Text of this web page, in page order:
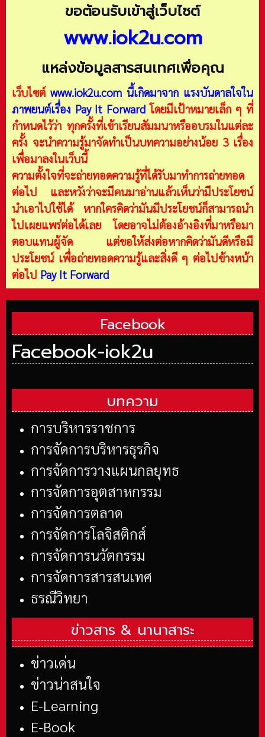
ขอต้อนรับเข้าสู่เว็บไซต์
www.iok2u.com
แหล่งข้อมูลสารสนเทศเพื่อคุณ
เว็บไซต์ www.iok2u.com นี้เกิดมาจาก แรงบันดาลใจใน
ภาพยนต์เรื่อง Pay It Forward โดยมีเป้าหมายเล็ก ๆ ที่
กำหนดไว้ว่า ทุกครั้งที่เข้าเรียนสัมมนาหรืออบรมในแต่ละ
ครั้ง จะนำความรู้มาจัดทำเป็นบทความอย่างน้อย 3 เรื่อง
เพื่อมาลงในเว็บนี้
ความตั้งใจที่จะถ่ายทอดความรู้ที่ได้รับมาทำการถ่ายทอด
ต่อไป และหวังว่าจะมีคนมาอ่านแล้วเห็นว่ามีประโยชน์
นำเอาไปใช้ได้ หากใครคิดว่ามันมีประโยชน์ก็สามารถนำ
ไปเผยแพร่ต่อได้เลย โดยอาจไม่ต้องอ้างอิงที่มาหรือมา
ตอบแทนผู้จัด แต่ขอให้ส่งต่อหากคิดว่ามันดีหรือมี
ประโยชน์ เพื่อถ่ายทอดความรู้และสิ่งดี ๆ ต่อไปข้างหน้า
ต่อไป Pay It Forward
Facebook
Facebook-iok2u
บทความ
การบริหารราชการ
การจัดการบริหารธุรกิจ
การจัดการวางแผนกลยุทธ
การจัดการอุตสาหกรรม
การจัดการตลาด
การจัดการโลจิสติกส์
การจัดการนวัตกรรม
การจัดการสารสนเทศ
ธรณีวิทยา
ข่าวสาร & นานาสาระ
ข่าวเด่น
ข่าวน่าสนใจ
E-Learning
E-Book